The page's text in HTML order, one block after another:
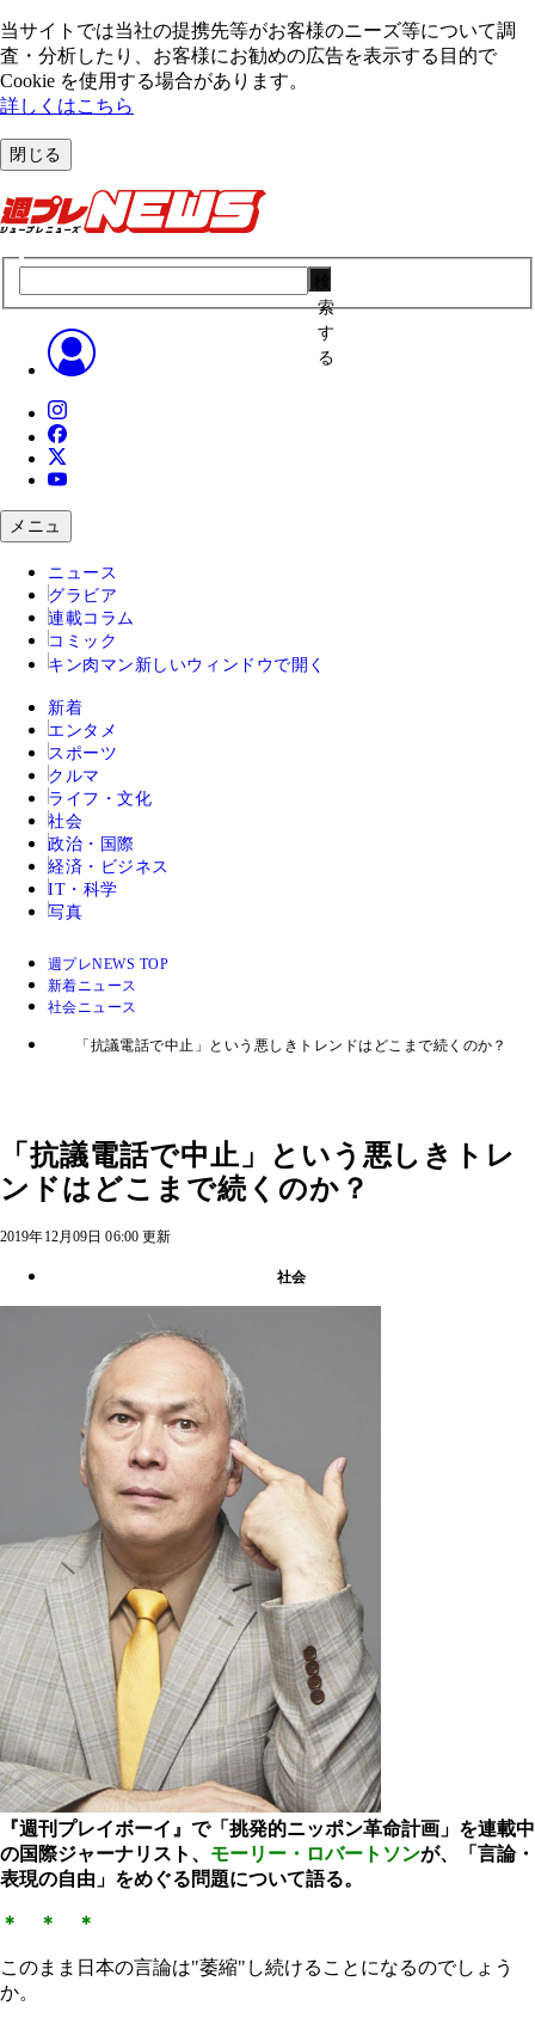
当サイトでは当社の提携先等がお客様のニーズ等について調
査・分析したり、お客様にお勧めの広告を表⽰する⽬的で
Cookie を使⽤する場合があります。
詳しくはこちら
閉じる
索
す
る
メニュ
ニュース
グラビア
連載コラム
コミック
キン肉マン 新しいウィンドウで開く
新着
エンタメ
スポーツ
クルマ
ライフ・文化
社会
政治・国際
経済・ビジネス
IT・科学
写真
週プレNEWS TOP
新着ニュース
社会ニュース
「抗議電話で中止」という悪しきトレンドはどこまで続くのか？
「抗議電話で中止」という悪しきトレ
ンドはどこまで続くのか？
2019年12月09日 06:00 更新
社会
『週刊プレイボーイ』で「挑発的ニッポン革命計画」を連載中
の国際ジャーナリスト、 モーリー・ロバートソンが、「 言論・
表現の自由 」をめぐる問題について語る。
＊ ＊ ＊
このまま日本の言論は"萎縮"し続けることになるのでしょう
か。